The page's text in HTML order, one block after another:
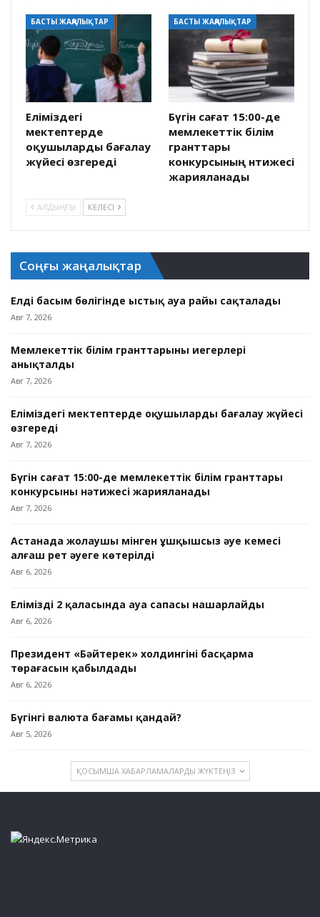
БАСТЫ ЖАҢАЛЫҚТАР
Еліміздегі
мектептерде
оқушыларды бағалау
жүйесі өзгереді
БАСТЫ ЖАҢАЛЫҚТАР
Бүгін сағат 15:00-де
мемлекеттік білім
гранттары
конкурсының нәтижесі
жарияланады
АЛДЫҢҒЫ КЕЛЕСІ
Соңғы жаңалықтар
Елдің басым бөлігінде ыстық ауа райы сақталады
Авг 7, 2026
Мемлекеттік білім гранттарының иегерлері
анықталды
Авг 7, 2026
Еліміздегі мектептерде оқушыларды бағалау жүйесі
өзгереді
Авг 7, 2026
Бүгін сағат 15:00-де мемлекеттік білім гранттары
конкурсының нәтижесі жарияланады
Авг 7, 2026
Астанада жолаушы мінген ұшқышсыз әуе кемесі
алғаш рет әуеге көтерілді
Авг 6, 2026
Еліміздің 2 қаласында ауа сапасы нашарлайды
Авг 6, 2026
Президент «Бәйтерек» холдингінің басқарма
төрағасын қабылдады
Авг 6, 2026
Бүгінгі валюта бағамы қандай?
Авг 5, 2026
ҚОСЫМША ХАБАРЛАМАЛАРДЫ ЖҮКТЕҢІЗ